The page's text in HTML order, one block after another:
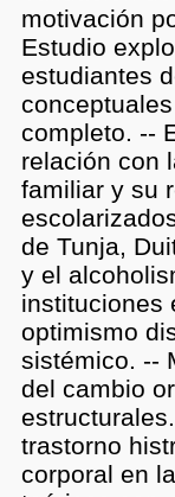
motivación
Estudio
estudiantes
completo. --
relación con
familiar y su
de Tunja,
y el
instituciones
optimismo
sistémico. --
del cambio
trastorno
corporal en